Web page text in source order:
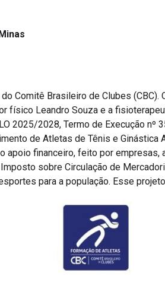
Comitê Brasileiro de Clubes (CBC).
físico Leandro Souza e a
2025/2028, Termo de Execução
de Atletas de Tênis e Ginástica
financeiro, feito por empresas,
sobre Circulação de
para a população. Esse